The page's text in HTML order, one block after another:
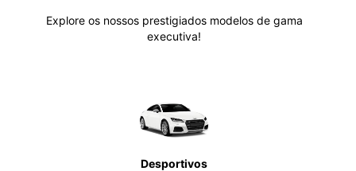
Explore os nossos prestigiados modelos de gama
executiva!
Desportivos